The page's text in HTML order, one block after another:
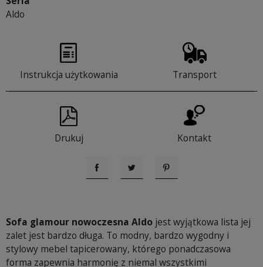
Aldo
Instrukcja użytkowania Transport
Drukuj Kontakt
UdostępnijTweetujPinterest
Sofa glamour nowoczesna Aldo jest wyjątkowa lista jej
zalet jest bardzo długa. To modny, bardzo wygodny i
stylowy mebel tapicerowany, którego ponadczasowa
forma zapewnia harmonię z niemal wszystkimi